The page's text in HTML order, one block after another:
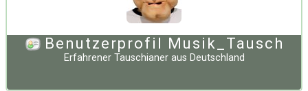
Benutzerprofil Musik_Tausch
Erfahrener Tauschianeraus Deutschland